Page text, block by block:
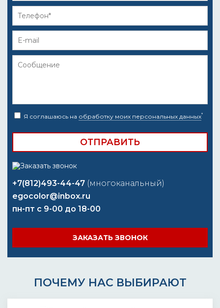
Я соглашаюсь на обработку моих персональных данных*
+7(812)493-44-47 (многоканальный)
egocolor@inbox.ru
пн-пт с 9-00 до 18-00
ЗАКАЗАТЬ ЗВОНОК
ПОЧЕМУ НАС ВЫБИРАЮТ